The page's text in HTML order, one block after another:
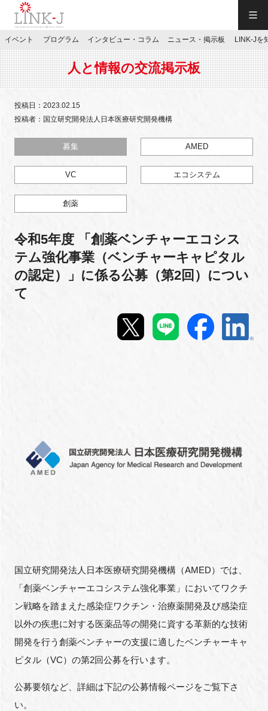
JP／EN
特別会員専用メニュー
マイページ
新規登録
LINK-Jを知る
イベントお知らせメール登録
イベント プログラム インタビュー・コラム ニュース・掲示板 LINK-Jを
人と情報の交流掲示板
投稿日：2023.02.15
投稿者：国立研究開発法人日本医療研究開発機構
募集 AMED
VC エコシステム
創薬
令和5年度 「創薬ベンチャーエコシス
テム強化事業（ベンチャーキャピタル
の認定）」に係る公募（第2回）につい
て
国立研究開発法人日本医療研究開発機構（AMED）では、
「創薬ベンチャーエコシステム強化事業」においてワクチ
ン戦略を踏まえた感染症ワクチン・治療薬開発及び感染症
以外の疾患に対する医薬品等の開発に資する革新的な技術
開発を行う創薬ベンチャーの支援に適したベンチャーキャ
ピタル（VC）の第2回公募を行います。
公募要領など、詳細は下記の公募情報ページをご覧下さ
い。